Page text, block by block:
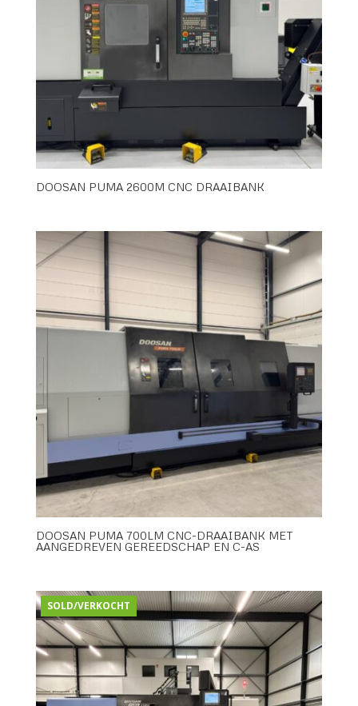
DOOSAN PUMA 2600M CNC DRAAIBANK
DOOSAN PUMA 700LM CNC-DRAAIBANK MET
AANGEDREVEN GEREEDSCHAP EN C-AS
SOLD/VERKOCHT